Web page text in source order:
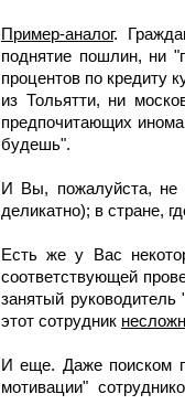
Пример-аналог.
поднятие пошлин, ни
процентов по кредиту
из Тольятти, ни
предпочитающих
будешь".
И Вы, пожалуйста, не
деликатно); в стране,
Есть же у Вас
соответствующей
занятый
этот сотрудник
И еще. Даже поиском
мотивации"